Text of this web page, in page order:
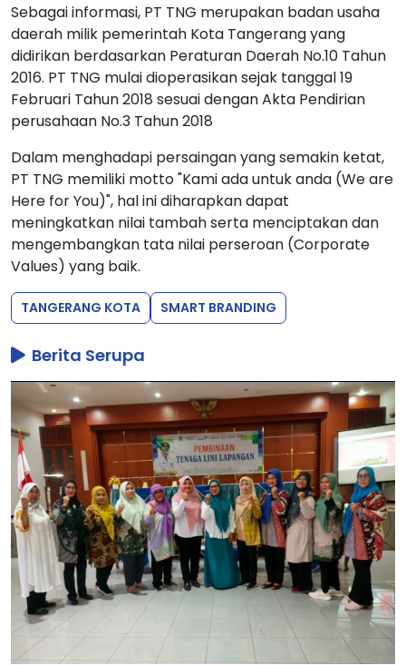
Sebagai informasi, PT TNG merupakan badan usaha
daerah milik pemerintah Kota Tangerang yang
didirikan berdasarkan Peraturan Daerah No.10 Tahun
2016. PT TNG mulai dioperasikan sejak tanggal 19
Februari Tahun 2018 sesuai dengan Akta Pendirian
perusahaan No.3 Tahun 2018
Dalam menghadapi persaingan yang semakin ketat,
PT TNG memiliki motto "Kami ada untuk anda (We are
Here for You)", hal ini diharapkan dapat
meningkatkan nilai tambah serta menciptakan dan
mengembangkan tata nilai perseroan (Corporate
Values) yang baik.
TANGERANG KOTA SMART BRANDING
Berita Serupa